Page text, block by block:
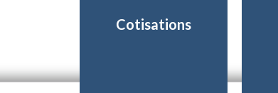
Cotisations